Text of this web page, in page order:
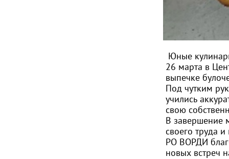
Юные
26 марта в
выпечке
Под чутким
учились
свою
В завершение
своего труда
РО ВОРДИ
новых встреч